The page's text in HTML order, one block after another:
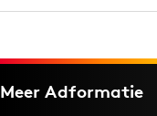
Meer Adformatie